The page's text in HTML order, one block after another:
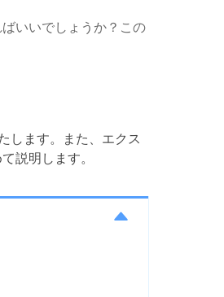
いいでしょうか？この
します。また、エクス
説明します。